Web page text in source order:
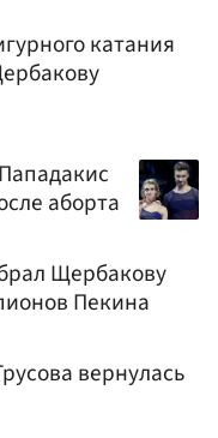
катания
аборта
Щербакову
Пекина
вернулась